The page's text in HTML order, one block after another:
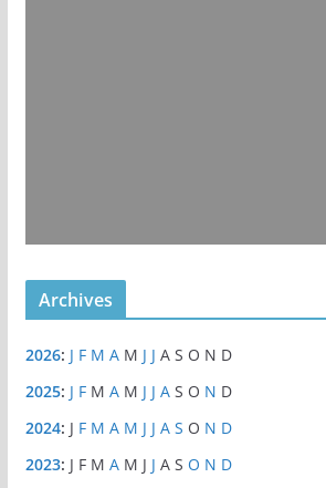
Archives
2026: J F M A M J J A S O N D
2025: J F M A M J J A S O N D
2024: J F M A M J J A S O N D
2023: J F M A M J J A S O N D